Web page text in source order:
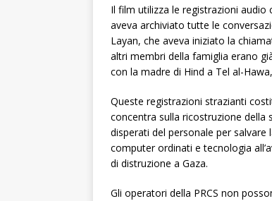
Il film utilizza le registrazioni audio
aveva archiviato tutte le
Layan, che aveva iniziato la
altri membri della famiglia erano
con la madre di Hind a Tel al-
Queste registrazioni strazianti
concentra sulla ricostruzione della
disperati del personale per
computer ordinati e tecnologia
di distruzione a Gaza.
Gli operatori della PRCS non